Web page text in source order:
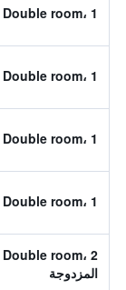
Double room، 1 سرير مزدوج
Double room، 1 سرير مزدوج
Double room، 1 سرير مزدوج
Double room، 1 سرير مزدوج
المزدوجة